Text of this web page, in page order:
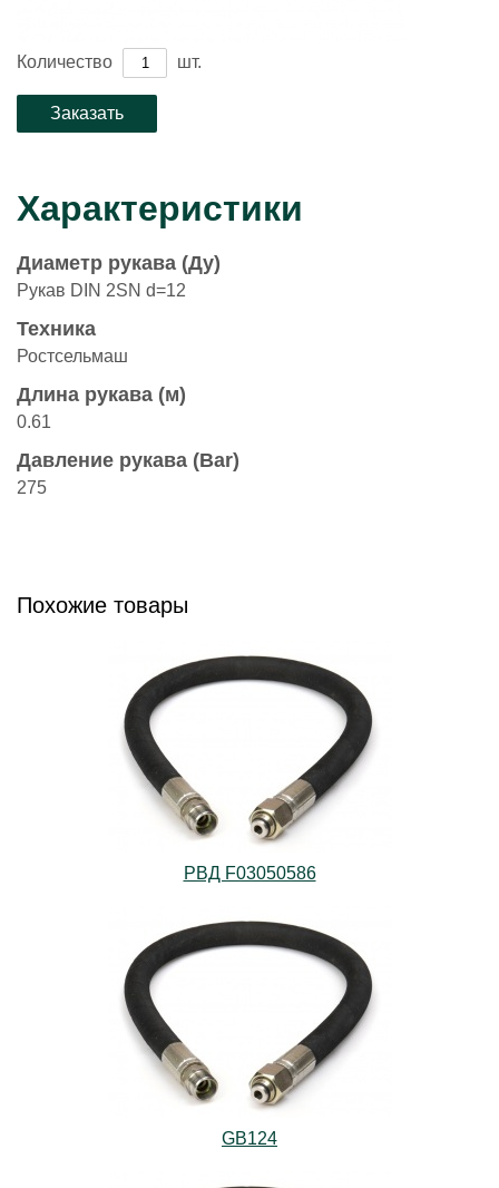
Количество шт.
Характеристики
Диаметр рукава (Ду)
Рукав DIN 2SN d=12
Техника
Ростсельмаш
Длина рукава (м)
0.61
Давление рукава (Bar)
275
Похожие товары
РВД F03050586
GB124